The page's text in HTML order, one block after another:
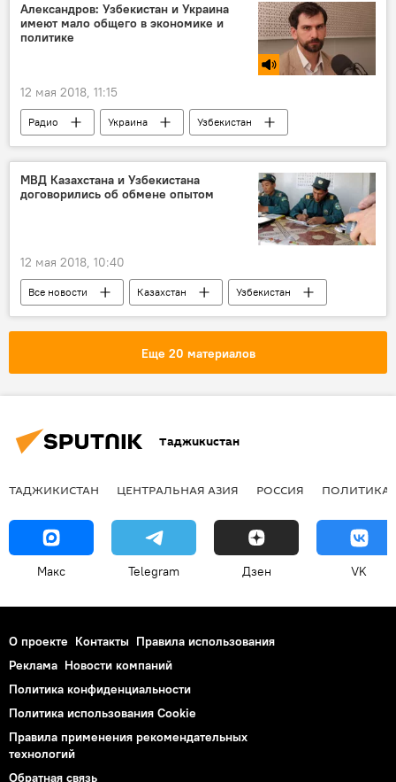
Александров: Узбекистан и Украина
имеют мало общего в экономике и
политике
12 мая 2018, 11:15
Радио Украина
Узбекистан
Политика
Экономика
МВД Казахстана и Узбекистана
договорились об обмене опытом
12 мая 2018, 10:40
Все новости Казахстан
Узбекистан
Центральная Азия
МВД Таджикистана
Еще 20 материалов
Таджикистан
ТАДЖИКИСТАН ЦЕНТРАЛЬНАЯ АЗИЯ РОССИЯ ПОЛИТИКА
Макс Telegram Дзен VK
О проекте Контакты Правила использования
Реклама Новости компаний
Политика конфиденциальности
Политика использования Cookie
Правила применения рекомендательных
технологий
Обратная связь